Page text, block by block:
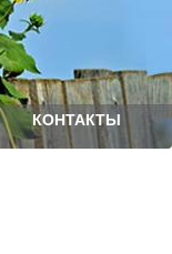
КОНТАКТЫ